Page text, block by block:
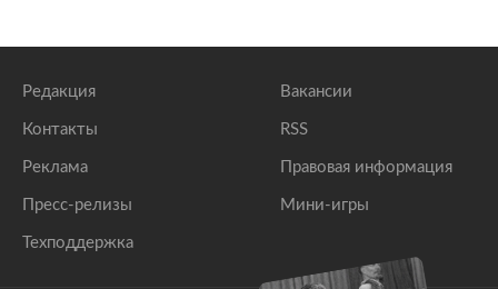
Редакция
Контакты
Реклама
Пресс-релизы
Техподдержка
Вакансии
RSS
Правовая информация
Мини-игры